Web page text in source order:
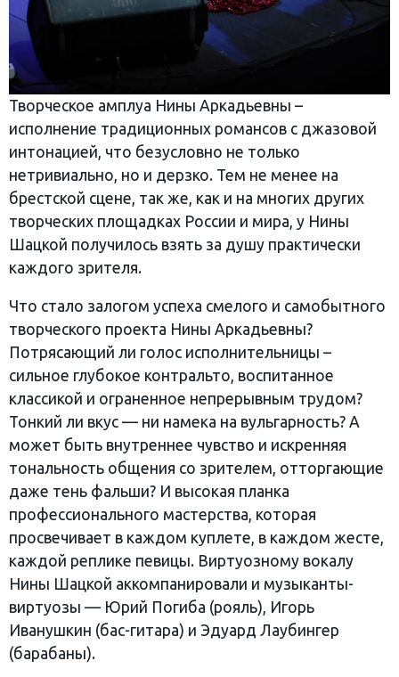
Творческое амплуа Нины Аркадьевны –
исполнение традиционных романсов с джазовой
интонацией, что безусловно не только
нетривиально, но и дерзко. Тем не менее на
брестской сцене, так же, как и на многих других
творческих площадках России и мира, у Нины
Шацкой получилось взять за душу практически
каждого зрителя.
Что стало залогом успеха смелого и самобытного
творческого проекта Нины Аркадьевны?
Потрясающий ли голос исполнительницы –
сильное глубокое контральто, воспитанное
классикой и ограненное непрерывным трудом?
Тонкий ли вкус — ни намека на вульгарность? А
может быть внутреннее чувство и искренняя
тональность общения со зрителем, отторгающие
даже тень фальши? И высокая планка
профессионального мастерства, которая
просвечивает в каждом куплете, в каждом жесте,
каждой реплике певицы. Виртуозному вокалу
Нины Шацкой аккомпанировали и музыканты-
виртуозы — Юрий Погиба (рояль), Игорь
Иванушкин (бас-гитара) и Эдуард Лаубингер
(барабаны).